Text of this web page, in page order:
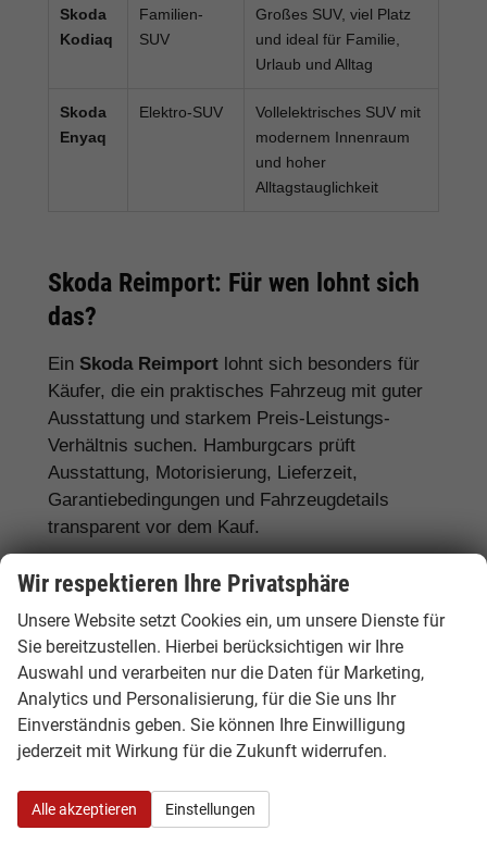
Skoda
Kodiaq
Familien-
SUV
Großes SUV, viel Platz
und ideal für Familie,
Urlaub und Alltag
Skoda
Enyaq
Elektro-SUV
Vollelektrisches SUV mit
modernem Innenraum
und hoher
Alltagstauglichkeit
Skoda Reimport: Für wen lohnt sich
das?
Ein Skoda Reimport lohnt sich besonders für
Käufer, die ein praktisches Fahrzeug mit guter
Ausstattung und starkem Preis-Leistungs-
Verhältnis suchen. Hamburgcars prüft
Ausstattung, Motorisierung, Lieferzeit,
Garantiebedingungen und Fahrzeugdetails
transparent vor dem Kauf.
Für Familien: Skoda Octavia, Superb,
Für Pendler:Skoda Fabia, Scala, Octavia
und Kamiq
Für Vielfahrer:Skoda Octavia, Superb und
Diesel- oder Automatikmodelle
Für SUV-Fans:Skoda Kamiq, Karoq, Kodiaq
und Enyaq
Wir respektieren Ihre Privatsphäre
Unsere Website setzt Cookies ein, um unsere Dienste für
Sie bereitzustellen. Hierbei berücksichtigen wir Ihre
Auswahl und verarbeiten nur die Daten für Marketing,
Analytics und Personalisierung, für die Sie uns Ihr
Einverständnis geben. Sie können Ihre Einwilligung
jederzeit mit Wirkung für die Zukunft widerrufen.
Alle akzeptieren Einstellungen